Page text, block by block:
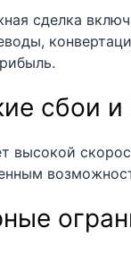
сделка
сбои
высокой